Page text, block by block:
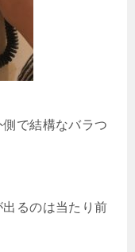
で結構なバラつ
るのは当たり前